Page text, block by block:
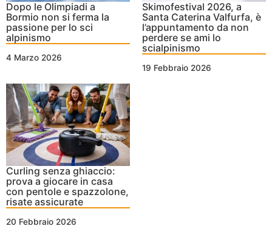
Dopo le Olimpiadi a
Bormio non si ferma la
passione per lo sci
alpinismo
4 Marzo 2026
Skimofestival 2026, a
Santa Caterina Valfurfa, è
l’appuntamento da non
perdere se ami lo
scialpinismo
19 Febbraio 2026
Curling senza ghiaccio:
prova a giocare in casa
con pentole e spazzolone,
risate assicurate
20 Febbraio 2026